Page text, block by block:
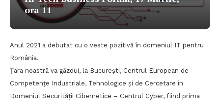
ora 11
Anul 2021 a debutat cu o veste pozitivă în domeniul IT pentru
România.
Țara noastră va găzdui, la București, Centrul European de
Competențe Industriale, Tehnologice și de Cercetare în
Domeniul Securității Cibernetice – Centrul Cyber, fiind prima